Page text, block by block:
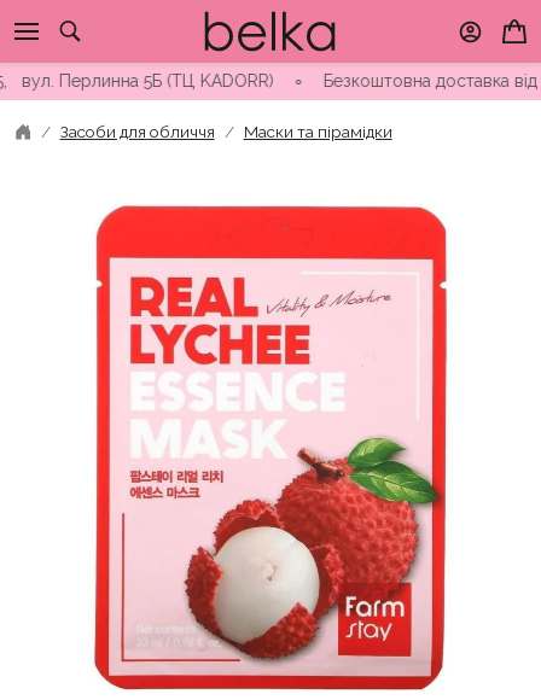
to
content
5Б (ТЦ KADORR) ∘ Безкоштовна доставка від 3000
Засоби для обличчя Маски та пірамідки